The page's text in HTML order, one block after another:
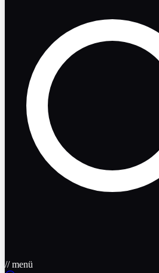
// menü